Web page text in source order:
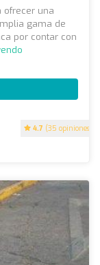
4.7 (35 opiniones)
ofrecer una
gama de
por contar con